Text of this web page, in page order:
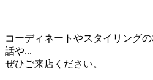
コーディネートやスタイリング
話や...
ぜひご来店ください。